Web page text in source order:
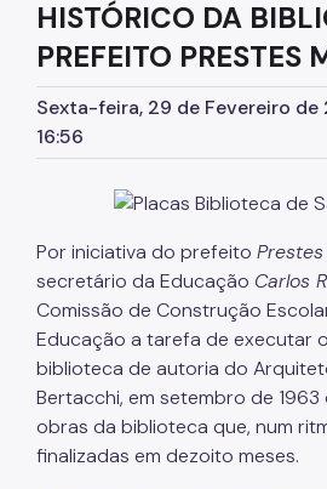
Biblioteca Monteiro Lobato
Biblioteca do CCJ
Bibliotecas Temáticas
Biblioteca Mário de Andrade
Acessibilidade
Informação Pública
Programas e Projetos
HISTÓRICO DA
PREFEITO PRESTES
Sexta-feira, 29 de Fevereiro de
16:56
Por iniciativa do prefeito
secretário da Educação Carlos
Comissão de Construção
Educação a tarefa de executar
biblioteca de autoria do
Bertacchi, em setembro de
obras da biblioteca que, num
finalizadas em dezoito meses.